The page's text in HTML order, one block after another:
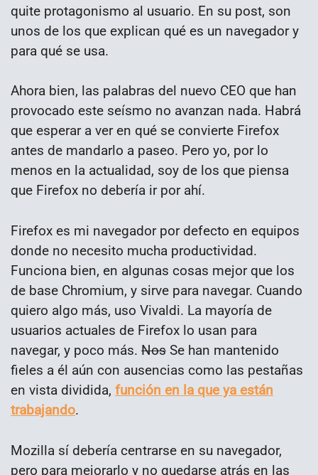
quite protagonismo al usuario. En su post, son
unos de los que explican qué es un navegador y
para qué se usa.
Ahora bien, las palabras del nuevo CEO que han
provocado este seísmo no avanzan nada. Habrá
que esperar a ver en qué se convierte Firefox
antes de mandarlo a paseo. Pero yo, por lo
menos en la actualidad, soy de los que piensa
que Firefox no debería ir por ahí.
Firefox es mi navegador por defecto en equipos
donde no necesito mucha productividad.
Funciona bien, en algunas cosas mejor que los
de base Chromium, y sirve para navegar. Cuando
quiero algo más, uso Vivaldi. La mayoría de
usuarios actuales de Firefox lo usan para
navegar, y poco más. Nos Se han mantenido
fieles a él aún con ausencias como las pestañas
en vista dividida, función en la que ya están
trabajando.
Mozilla sí debería centrarse en su navegador,
pero para mejorarlo y no quedarse atrás en las